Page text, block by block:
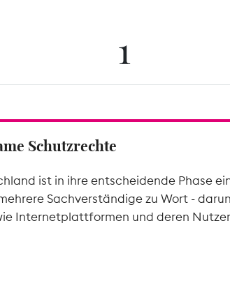
1
Schutzrechte
ist in ihre entscheidende Phase
Sachverständige zu Wort -
Internetplattformen und deren